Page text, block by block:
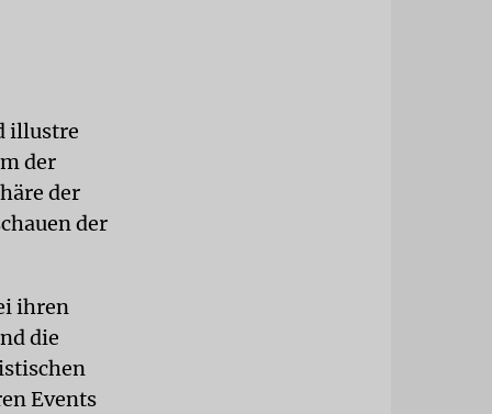
illustre
der
der
der
ihren
die
Events